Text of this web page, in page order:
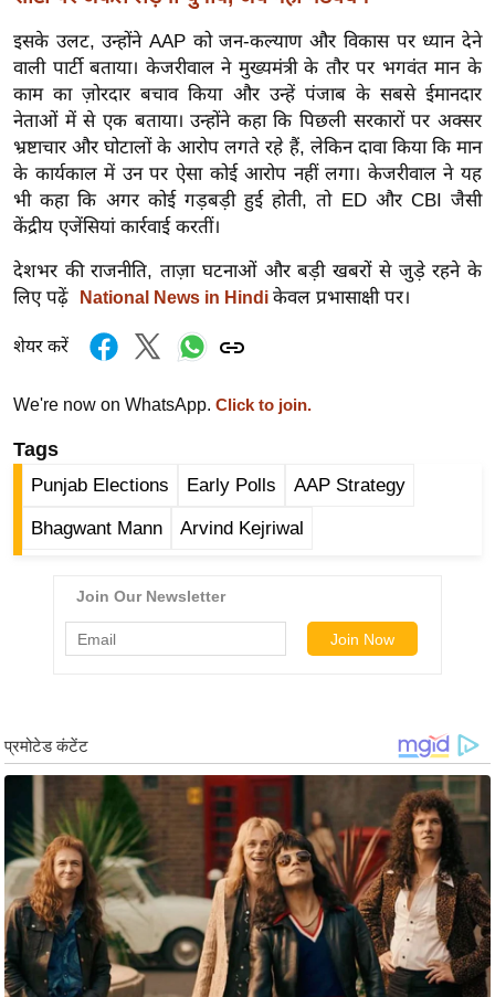
र्ल्ड
न्यू
ज
ब्री
फ
म
नो
रं
ज
न
ग
बॉ
ली
वु
हॉ
मी
क्षा
r
e
a
k
i
n
इसके उलट, उन्होंने AAP को जन-कल्याण और विकास पर ध्यान देने
वाली पार्टी बताया। केजरीवाल ने मुख्यमंत्री के तौर पर भगवंत मान के
काम का ज़ोरदार बचाव किया और उन्हें पंजाब के सबसे ईमानदार
नेताओं में से एक बताया। उन्होंने कहा कि पिछली सरकारों पर अक्सर
भ्रष्टाचार और घोटालों के आरोप लगते रहे हैं, लेकिन दावा किया कि मान
के कार्यकाल में उन पर ऐसा कोई आरोप नहीं लगा। केजरीवाल ने यह
भी कहा कि अगर कोई गड़बड़ी हुई होती, तो ED और CBI जैसी
केंद्रीय एजेंसियां ​​कार्रवाई करतीं।
देशभर की राजनीति, ताज़ा घटनाओं और बड़ी खबरों से जुड़े रहने के
लिए पढ़ें
National News in Hindi केवल प्रभासाक्षी पर।
शेयर करें
We're now on WhatsApp. Click to join.
Tags
Punjab Elections Early Polls AAP Strategy
Bhagwant Mann Arvind Kejriwal